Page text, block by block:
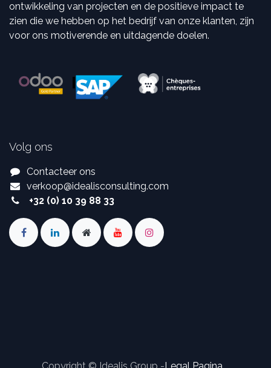
ontwikkeling van projecten en de positieve impact te
zien die we hebben op het bedrijf van onze klanten, zijn
voor ons motiverende en uitdagende doelen.
Volg ons
Contacteer ons
verkoop@idealisconsulting.com
+32 (0) 10 39 88 33
Copyright © Idealis Group -Legal Pagina